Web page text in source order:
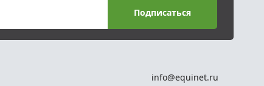
Подписаться
info@equinet.ru